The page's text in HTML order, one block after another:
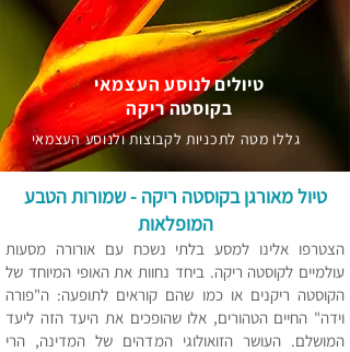
טיולים לנוסע העצמאי
בקוסטה ריקה
גללו מטה לתכניות לקבוצות ולנוסע העצמאי
טיול מאורגן בקוסטה ריקה - שמורות הטבע
המופלאות
הצטרפו אלינו למסע בלתי נשכח עם אורורה מסעות
עולמיים לקוסטה ריקה. ביחד נחוות את האופי המיוחד של
הקוסטה ריקנים או כמו שהם קוראים לתופעה: ה"פורה
וידה" החיים הטהורים, אלו שהופכים את היעד הזה ליעד
המושלם. העושר הזואולוגי המדהים של המדינה, הרי